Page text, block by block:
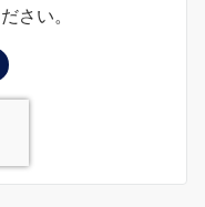
さい。